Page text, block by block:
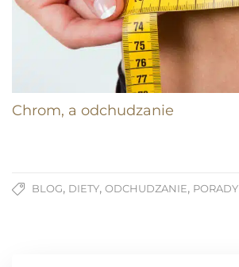
Chrom, a odchudzanie
BLOG, DIETY, ODCHUDZANIE, PORADY